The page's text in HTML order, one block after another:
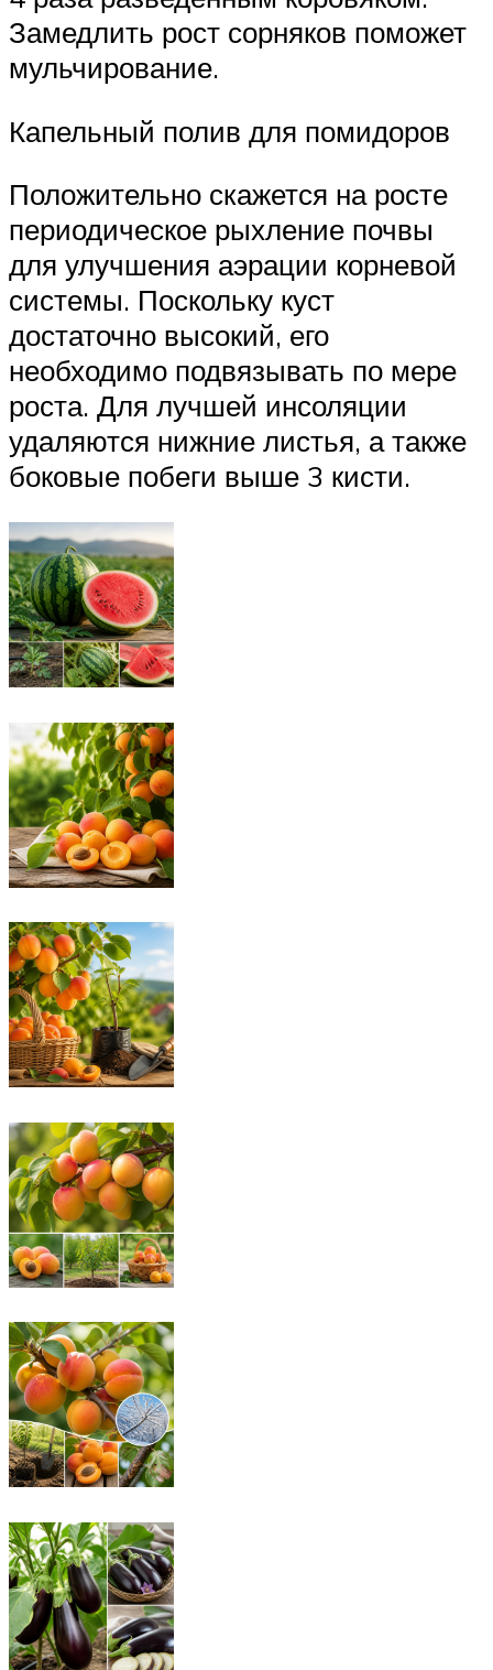
Замедлить рост сорняков поможет
мульчирование.
Капельный полив для помидоров
Положительно скажется на росте
периодическое рыхление почвы
для улучшения аэрации корневой
системы. Поскольку куст
достаточно высокий, его
необходимо подвязывать по мере
роста. Для лучшей инсоляции
удаляются нижние листья, а также
боковые побеги выше 3 кисти.